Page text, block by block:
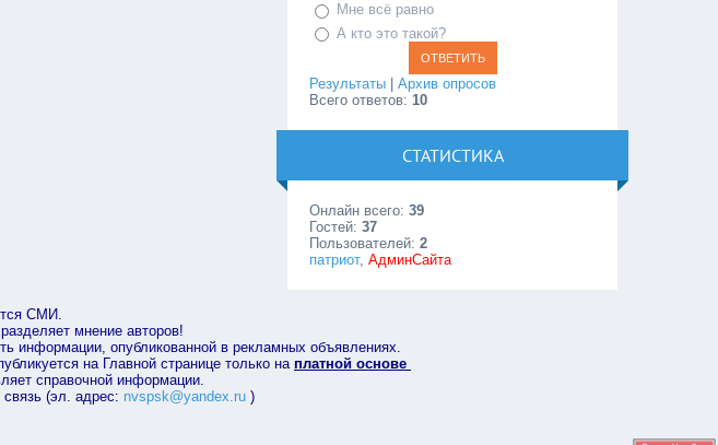
Мне всё равно
А кто это такой?
Результаты |Архив опросов
Всего ответов:10
СТАТИСТИКА
Онлайн всего:39
Гостей:37
Пользователей:2
патриот,АдминСайта
СМИ.
мнение авторов!
информации, опубликованной в рекламных объявлениях.
на Главной странице только на платной основе
справочной информации.
(эл. адрес: nvspsk@yandex.ru)